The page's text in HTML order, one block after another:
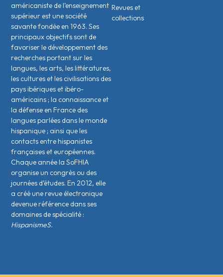
Revues et
collections
américaniste de l’enseignement
supérieur est une société
savante fondée en 1963. Ses
principaux objectifs sont de
favoriser le développement des
recherches portant sur les
langues, les arts, les littératures,
les cultures et les civilisations des
pays ibériques et ibéro-
américains ; la connaissance et
la défense en France des
langues parlées dans le monde
hispanique ; ainsi que les
contacts entre hispanistes
français·es et européen·nes.
Chaque année la SoFHIA
organise un congrès ou des
journées d’études. En 2012, elle
a créé une revue électronique
devenue référence dans ses
domaines de spécialité :
HispanismeS.